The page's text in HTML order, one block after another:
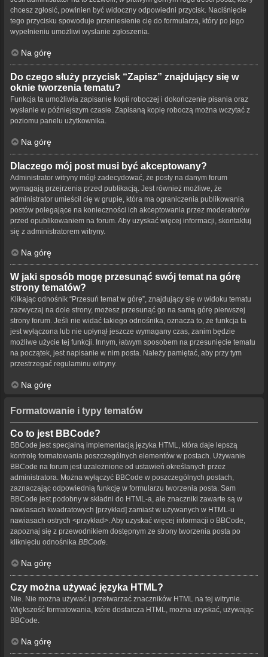
chcesz zgłosić, powinien być widoczny odpowiedni przycisk. Naciśnięcie
tego przycisku spowoduje przeniesienie cię do formularza, który po jego
wypełnieniu umożliwi wysłanie zgłoszenia.
Na górę
Do czego służy przycisk “Zapisz” znajdujący się w
oknie tworzenia tematu?
Funkcja ta umożliwia zapisanie kopii roboczej i dokończenie pisania oraz
wysłanie w późniejszym czasie. Zapisaną kopię roboczą można wczytać z
poziomu panelu użytkownika.
Na górę
Dlaczego mój post musi być akceptowany?
Administrator witryny mógł zadecydować, że posty na danym forum
wymagają przejrzenia przed publikacją. Jest również możliwe, że
administrator umieścił cię w grupie, która ma ograniczenia publikowania
postów polegające na konieczności ich akceptowania przez moderatorów
przed opublikowaniem na forum. Aby uzyskać więcej informacji, skontaktuj
się z administratorem witryny.
Na górę
W jaki sposób mogę przesunąć swój temat na górę
strony tematów?
Klikając odnośnik “Przesuń temat w górę”, znajdujący się w widoku tematu
zazwyczaj na dole strony, możesz przesunąć go na samą górę pierwszej
strony forum. Jeśli nie widać takiego odnośnika, oznacza to, że funkcja ta
jest wyłączona lub nie upłynął jeszcze wymagany czas, zanim będzie
możliwe użycie tej funkcji. Innym, łatwym sposobem na przesunięcie tematu
na początek, jest napisanie w nim posta. Należy pamiętać, aby przy tym
przestrzegać regulaminu witryny.
Na górę
Formatowanie i typy tematów
Co to jest BBCode?
BBCode jest specjalną implementacją języka HTML, która daje lepszą
kontrolę formatowania poszczególnych elementów w postach. Używanie
BBCode na forum jest uzależnione od ustawień określanych przez
administratora. Można wyłączyć BBCode w poszczególnych postach,
zaznaczając odpowiednią funkcję w formularzu tworzenia posta. Sam
BBCode jest podobny w składni do HTML-a, ale znaczniki zawarte są w
nawiasach kwadratowych [przykład] zamiast w używanych w HTML-u
nawiasach ostrych <przykład>. Aby uzyskać więcej informacji o BBCode,
zapoznaj się z przewodnikiem dostępnym ze strony tworzenia posta po
kliknięciu odnośnika BBCode
Na górę
Czy można używać języka HTML?
Nie. Nie można używać i przetwarzać znaczników HTML na tej witrynie.
Większość formatowania, które dostarcza HTML, można uzyskać, używając
BBCode.
Na górę